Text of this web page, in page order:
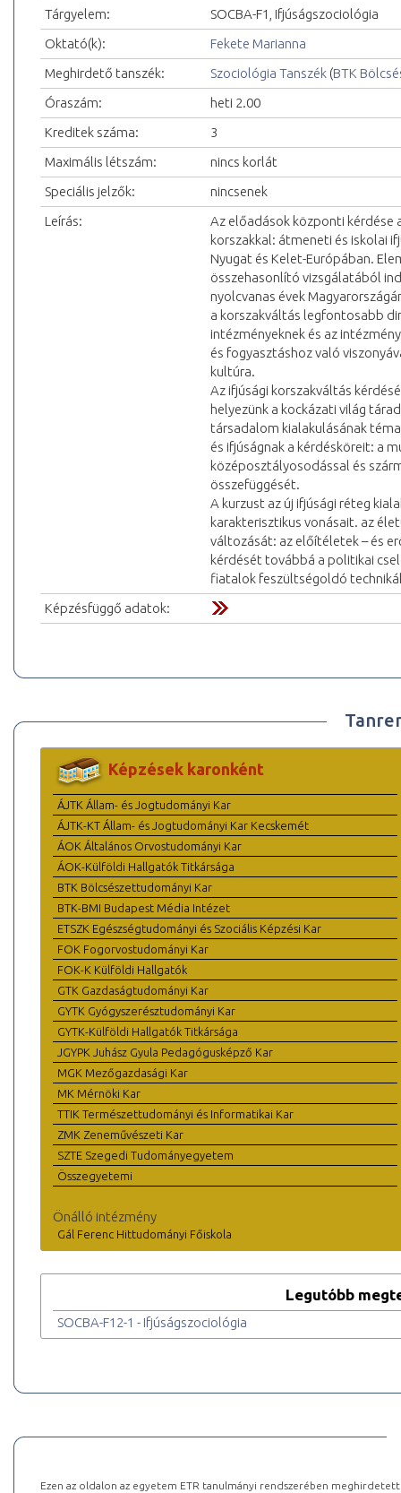
Tárgyelem:
SOCBA-F1, Ifjúságszociológia
Oktató(k):
Fekete Marianna
Meghirdető tanszék:
Szociológia Tanszék (BTK
Óraszám:
heti 2.00
Kreditek száma:
3
Maximális létszám:
nincs korlát
Speciális jelzők:
nincsenek
Leírás:
Az előadások központi kérdése
korszakkal: átmeneti és iskolai
Nyugat és Kelet-Európában.
összehasonlító vizsgálatából
nyolcvanas évek
a korszakváltás legfontosabb
intézményeknek és az
és fogyasztáshoz való
kultúra.
Az ifjúsági korszakváltás
helyezünk a kockázati világ
társadalom kialakulásának
és ifjúságnak a kérdésköreit: a
középosztályosodással és
összefüggését.
A kurzust az új ifjúsági réteg
karakterisztikus vonásait. az
változását: az előítéletek – és
kérdését továbbá a politikai
fiatalok feszültségoldó
Képzésfüggő adatok:
Képzések karonként
ÁJTK Állam- és Jogtudományi Kar
ÁJTK-KT Állam- és Jogtudományi Kar Kecskemét
ÁOK Általános Orvostudományi Kar
ÁOK-Külföldi Hallgatók Titkársága
BTK Bölcsészettudományi Kar
BTK-BMI Budapest Média Intézet
ETSZK Egészségtudományi és Szociális Képzési Kar
FOK Fogorvostudományi Kar
FOK-K Külföldi Hallgatók
GTK Gazdaságtudományi Kar
GYTK Gyógyszerésztudományi Kar
GYTK-Külföldi Hallgatók Titkársága
JGYPK Juhász Gyula Pedagógusképző Kar
MGK Mezőgazdasági Kar
MK Mérnöki Kar
TTIK Természettudományi és Informatikai Kar
ZMK Zeneművészeti Kar
SZTE Szegedi Tudományegyetem
Összegyetemi
Önálló intézmény
Gál Ferenc Hittudományi Főiskola
Legutóbb
SOCBA-F12-1 - Ifjúságszociológia
Ezen az oldalon az egyetem ETR tanulmányi rendszerében